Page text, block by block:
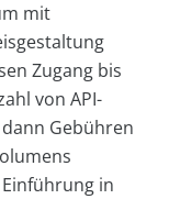
mit
Zugang bis
von API-
Gebühren
in